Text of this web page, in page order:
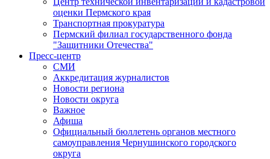
оценки Пермского края
Транспортная прокуратура
Пермский филиал государственного фонда
"Защитники Отечества"
Пресс-центр
СМИ
Аккредитация журналистов
Новости региона
Новости округа
Важное
Афиша
Официальный бюллетень органов местного
самоуправления Чернушинского городского
округа